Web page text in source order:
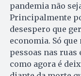
pandemia não
Principalmente
desespero que
economia. Só
pessoas nas ruas
como agora é